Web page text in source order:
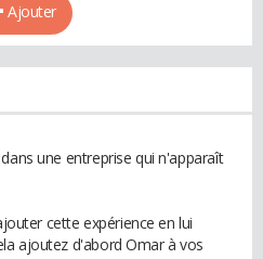
Ajouter
une entreprise qui n'apparaît
cette expérience en lui
ajoutez d'abord Omar à vos